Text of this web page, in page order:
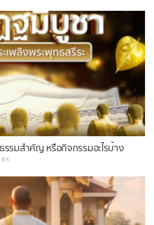
รรมสำคัญ หรือกิจกรรมอะไรบ้าง